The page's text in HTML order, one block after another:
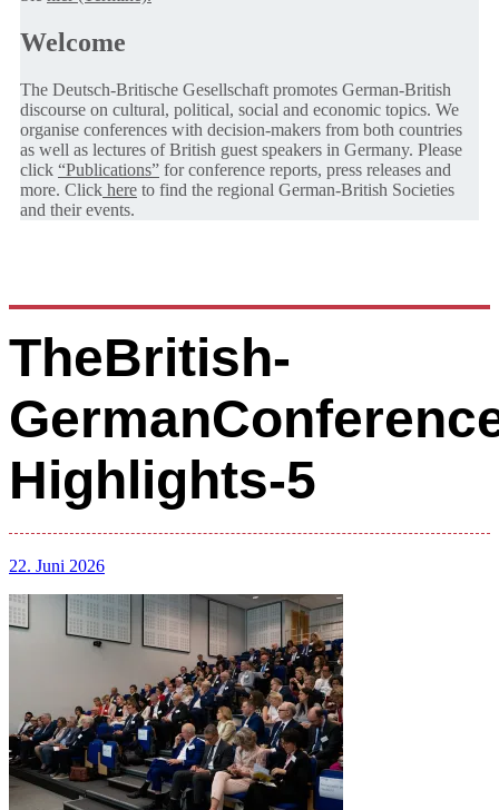
Welcome
The Deutsch-Britische Gesellschaft promotes German-British
discourse on cultural, political, social and economic topics. We
organise conferences with decision-makers from both countries
as well as lectures of British guest speakers in Germany. Please
click “Publications” for conference reports, press releases and
more. Click here to find the regional German-British Societies
and their events.
TheBritish-
Highlights-5
22. Juni 2026